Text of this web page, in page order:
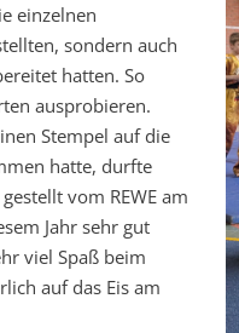
einzelnen
sondern auch
hatten. So
ausprobieren.
Stempel auf die
hatte, durfte
vom REWE am
Jahr sehr gut
viel Spaß beim
auf das Eis am